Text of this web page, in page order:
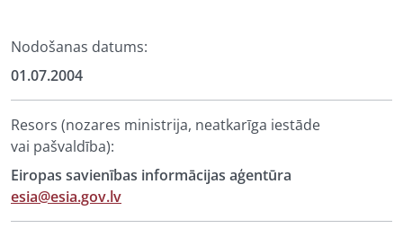
Nodošanas datums:
01.07.2004
Resors (nozares ministrija, neatkarīga iestāde
vai pašvaldība):
Eiropas savienības informācijas aģentūra
esia@esia.gov.lv